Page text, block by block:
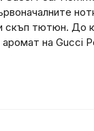
тютюн. До
на